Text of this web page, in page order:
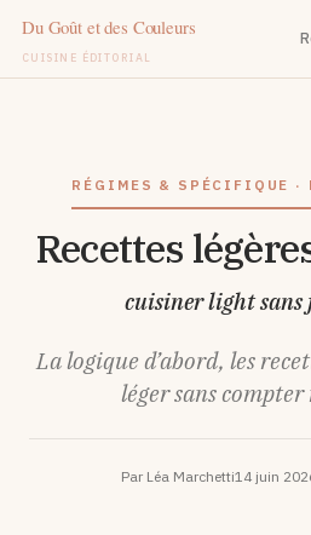
CUISINE ÉDITORIAL
RÉGIMES & SPÉCIFIQUE ·
Recettes
cuisiner light
La logique d’abord, les
léger sans compter
Par Léa Marchetti14 juin